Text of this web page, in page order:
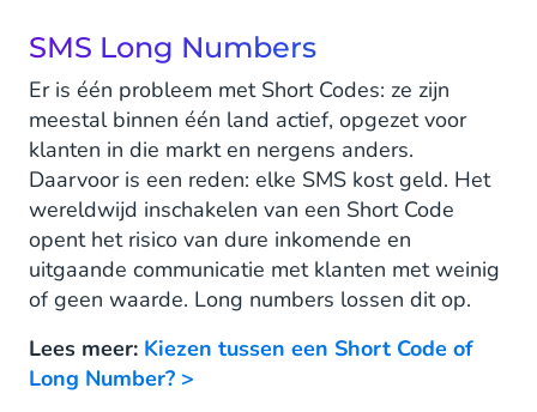
SMS Long Numbers
Er is één probleem met Short Codes: ze zijn
meestal binnen één land actief, opgezet voor
klanten in die markt en nergens anders.
Daarvoor is een reden: elke SMS kost geld. Het
wereldwijd inschakelen van een Short Code
opent het risico van dure inkomende en
uitgaande communicatie met klanten met weinig
of geen waarde. Long numbers lossen dit op.
Lees meer: ​​ Kiezen tussen een Short Code of
Long Number? >